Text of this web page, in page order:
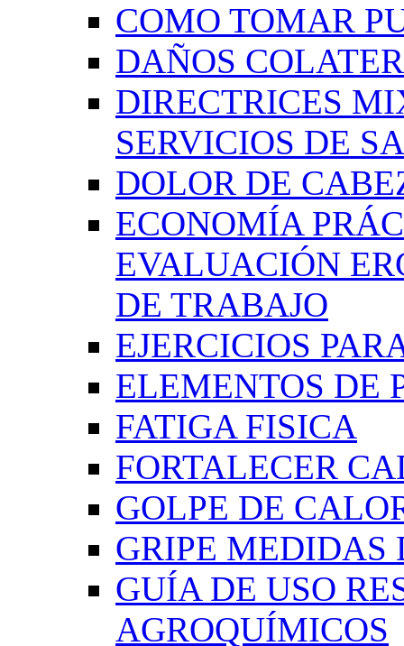
COMO TOMAR
DAÑOS
DIRECTRICES
SERVICIOS DE
DOLOR DE
ECONOMÍA
EVALUACIÓN
DE TRABAJO
EJERCICIOS
ELEMENTOS DE
FATIGA FISICA
FORTALECER
GOLPE DE
GRIPE MEDIDAS
GUÍA DE USO
AGROQUÍMICOS